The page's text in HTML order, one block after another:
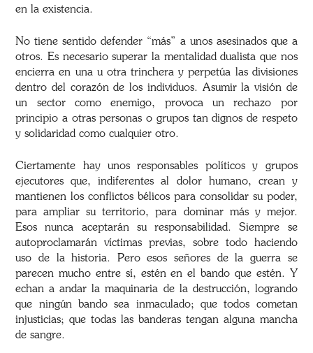
en la existencia.
No tiene sentido defender “más” a unos asesinados que a
otros. Es necesario superar la mentalidad dualista que nos
encierra en una u otra trinchera y perpetúa las divisiones
dentro del corazón de los individuos. Asumir la visión de
un sector como enemigo, provoca un rechazo por
principio a otras personas o grupos tan dignos de respeto
y solidaridad como cualquier otro.
Ciertamente hay unos responsables políticos y grupos
ejecutores que, indiferentes al dolor humano, crean y
mantienen los conflictos bélicos para consolidar su poder,
para ampliar su territorio, para dominar más y mejor.
Esos nunca aceptarán su responsabilidad. Siempre se
autoproclamarán víctimas previas, sobre todo haciendo
uso de la historia. Pero esos señores de la guerra se
parecen mucho entre sí, estén en el bando que estén. Y
echan a andar la maquinaria de la destrucción, logrando
que ningún bando sea inmaculado; que todos cometan
injusticias; que todas las banderas tengan alguna mancha
de sangre.